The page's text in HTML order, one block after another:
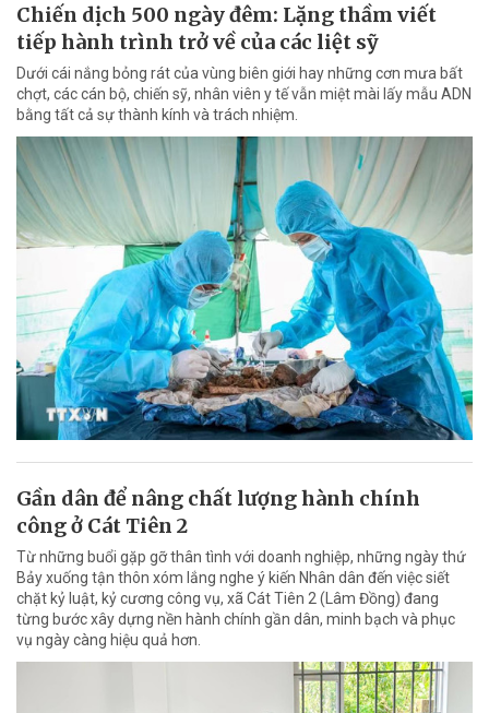
Chiến dịch 500 ngày đêm: Lặng thầm viết
tiếp hành trình trở về của các liệt sỹ
Dưới cái nắng bỏng rát của vùng biên giới hay những cơn mưa bất
chợt, các cán bộ, chiến sỹ, nhân viên y tế vẫn miệt mài lấy mẫu ADN
bằng tất cả sự thành kính và trách nhiệm.
Gần dân để nâng chất lượng hành chính
công ở Cát Tiên 2
Từ những buổi gặp gỡ thân tình với doanh nghiệp, những ngày thứ
Bảy xuống tận thôn xóm lắng nghe ý kiến Nhân dân đến việc siết
chặt kỷ luật, kỷ cương công vụ, xã Cát Tiên 2 (Lâm Đồng) đang
từng bước xây dựng nền hành chính gần dân, minh bạch và phục
vụ ngày càng hiệu quả hơn.